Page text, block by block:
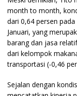
month to month,
dari 0,64 persen
Januari, yang
barang dan jasa
dari kelompok
transportasi (-0,46
Sejalan dengan